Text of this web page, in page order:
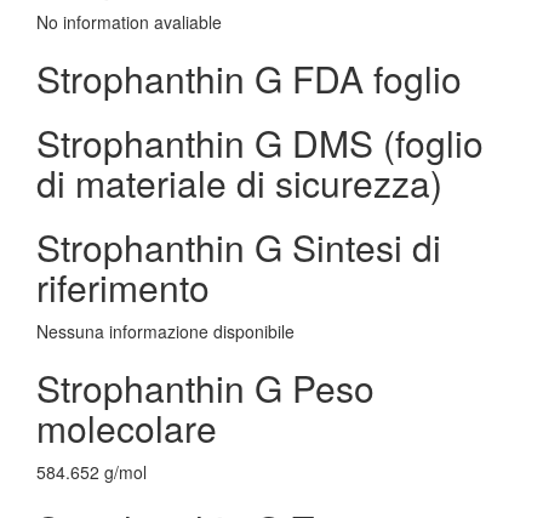
No information avaliable
Strophanthin G FDA foglio
Strophanthin G DMS (foglio
di materiale di sicurezza)
Strophanthin G Sintesi di
riferimento
Nessuna informazione disponibile
Strophanthin G Peso
molecolare
584.652 g/mol